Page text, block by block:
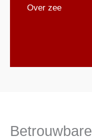
Over zee
Betrouwbare